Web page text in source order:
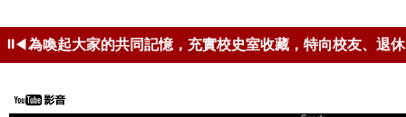
⏸◀
為喚起大家的共同記憶，充實校史室收藏，特向校友、退
安裝可編輯ODF-CNS15251格式